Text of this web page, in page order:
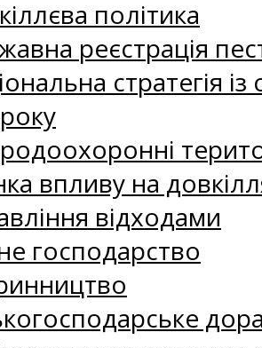
політика
реєстрація
стратегія
впливу на
відходами
господарство